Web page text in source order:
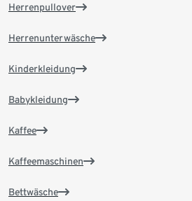
Herrenpullover
Herrenunterwäsche
Kinderkleidung
Babykleidung
Kaffee
Kaffeemaschinen
Bettwäsche